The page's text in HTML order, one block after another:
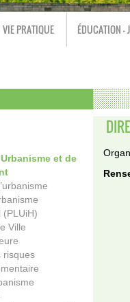
VIE PRATIQUE ÉDUCATION -
et de
(PLUiH)
Ville
risques